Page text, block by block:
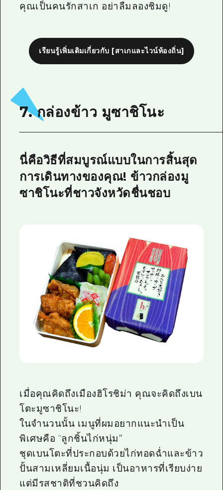
คุณเป็นคนรักสาเก อย่าลืมลองชิมดู!
เรียนรู้เพิ่มเติมเกี่ยวกับ [สาเกและไวน์ท้องถิ่น]
7. กล่องข้าว มูซาชิโนะ
นี่คือวิธีที่สมบูรณ์แบบในการสิ้นสุด
การเดินทางของคุณ! ข้าวกล่องมู
ซาชิโนะที่ชาวจังหวัดชื่นชอบ
เมื่อคุณคิดถึงเมืองฮิโรชิม่า คุณจะคิดถึงเบน
โตะมูซาชิโนะ!
ในจำนวนนั้น เมนูที่ผมอยากแนะนำเป็น
พิเศษคือ “ลูกชิ้นไก่หนุ่ม”
ชุดเบนโตะที่ประกอบด้วยไก่ทอดฉ่ำและข้าว
ปั้นสามเหลี่ยมเนื้อนุ่ม เป็นอาหารที่เรียบง่าย
แต่มีรสชาติที่ชวนคิดถึง